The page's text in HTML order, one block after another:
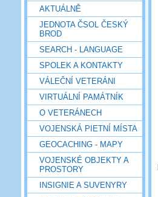
AKTUÁLNĚ
JEDNOTA ČSOL ČESKÝ
BROD
SEARCH - LANGUAGE
SPOLEK A KONTAKTY
VÁLEČNÍ VETERÁNI
VIRTUÁLNÍ PAMÁTNÍK
O VETERÁNECH
VOJENSKÁ PIETNÍ MÍSTA
GEOCACHING - MAPY
VOJENSKÉ OBJEKTY A
PROSTORY
INSIGNIE A SUVENYRY